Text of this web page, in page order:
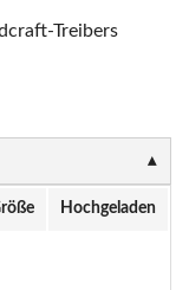
Treibers
Hochgeladen